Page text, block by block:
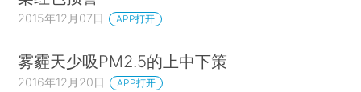
2015年12月07日 APP打开
雾霾天少吸PM2.5的上中下策
2016年12月20日 APP打开